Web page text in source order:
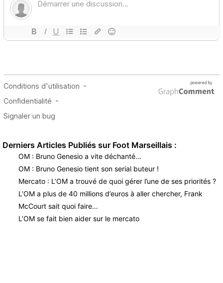
Derniers Articles Publiés sur Foot Marseillais :
OM : Bruno Genesio a vite déchanté…
OM : Bruno Genesio tient son serial buteur !
Mercato : L’OM a trouvé de quoi gérer l’une de ses priorités ?
L’OM a plus de 40 millions d’euros à aller chercher, Frank
McCourt sait quoi faire…
L’OM se fait bien aider sur le mercato